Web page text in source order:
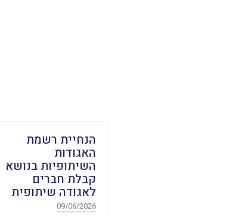
הנחיית רשמת
האגודות
השיתופיות בנושא
קבלת חברים
לאגודה שיתופית
09/06/2026